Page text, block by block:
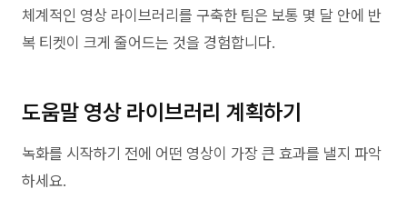
체계적인 영상 라이브러리를 구축한 팀은 보통 몇 달 안에 반
복 티켓이 크게 줄어드는 것을 경험합니다.
도움말 영상 라이브러리 계획하기
녹화를 시작하기 전에 어떤 영상이 가장 큰 효과를 낼지 파악
하세요.